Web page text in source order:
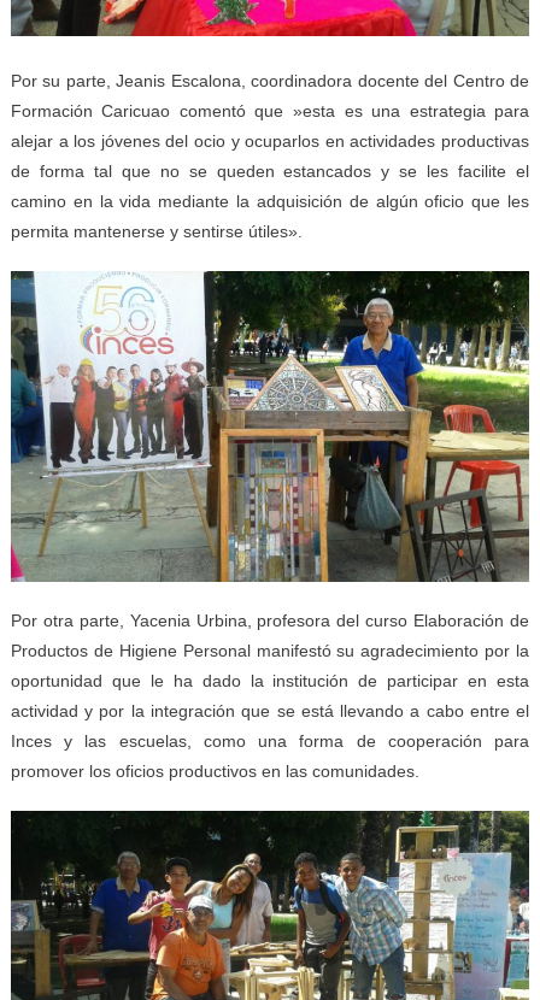
Por su parte, Jeanis Escalona, coordinadora docente del Centro de
Formación Caricuao comentó que »esta es una estrategia para
alejar a los jóvenes del ocio y ocuparlos en actividades productivas
de forma tal que no se queden estancados y se les facilite el
camino en la vida mediante la adquisición de algún oficio que les
permita mantenerse y sentirse útiles».
Por otra parte, Yacenia Urbina, profesora del curso Elaboración de
Productos de Higiene Personal manifestó su agradecimiento por la
oportunidad que le ha dado la institución de participar en esta
actividad y por la integración que se está llevando a cabo entre el
Inces y las escuelas, como una forma de cooperación para
promover los oficios productivos en las comunidades.